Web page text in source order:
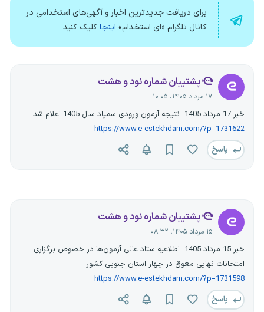
برای دریافت جدیدترین اخبار و آگهی‌های استخدامی در
کانال تلگرام «ای استخدام» اینجاکلیک کنید
پشتیبان شماره نود و هشت
۱۷ مرداد ۱۴۰۵، ۱۰:۰۵
خبر 17 مرداد 1405- نتیجه آزمون ورودی سمپاد سال 1405 اعلام شد.
https://www.e-estekhdam.com/?p=1731622
پاسخ
پشتیبان شماره نود و هشت
۱۵ مرداد ۱۴۰۵، ۰۸:۳۲
خبر 15 مرداد 1405- اطلاعیه ستاد عالی آزمون‌ها در خصوص برگزاری
امتحانات نهایی معوق در چهار استان جنوبی کشور
https://www.e-estekhdam.com/?p=1731598
پاسخ